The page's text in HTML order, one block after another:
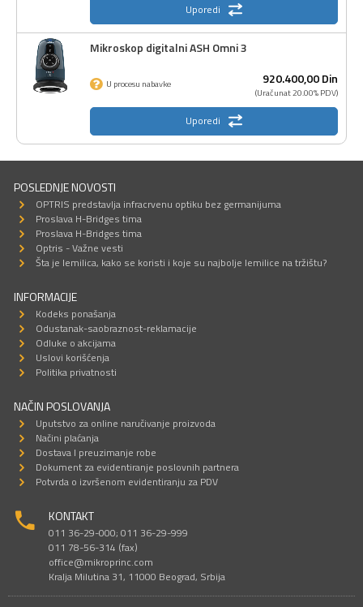
Uporedi
Mikroskop digitalni ASH Omni 3
920.400,00Din
(Uračunat 20.00% PDV)
U procesu nabavke
Uporedi
POSLEDNJE NOVOSTI
OPTRIS predstavlja infracrvenu optiku bez germanijuma
Proslava H-Bridges tima
Proslava H-Bridges tima
Optris - Važne vesti
Šta je lemilica, kako se koristi i koje su najbolje lemilice na tržištu?
INFORMACIJE
Kodeks ponašanja
Odustanak-saobraznost-reklamacije
Odluke o akcijama
Uslovi korišćenja
Politika privatnosti
NAČIN POSLOVANJA
Uputstvo za online naručivanje proizvoda
Načini plaćanja
Dostava I preuzimanje robe
Dokument za evidentiranje poslovnih partnera
Potvrda o izvršenom evidentiranju za PDV
KONTAKT
011 36-29-000; 011 36-29-999
011 78-56-314 (fax)
office@mikroprinc.com
Kralja Milutina 31, 11000 Beograd, Srbija